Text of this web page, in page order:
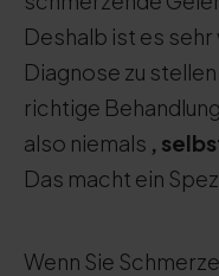
Deshalb ist es
Diagnose zu
richtige
also niemals ,
Das macht ein
Wenn Sie